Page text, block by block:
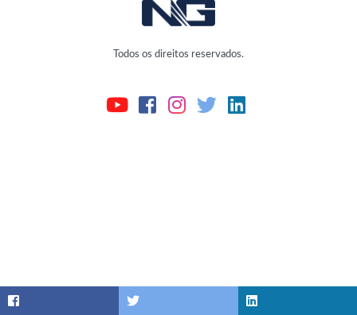
Todos os direitos reservados.